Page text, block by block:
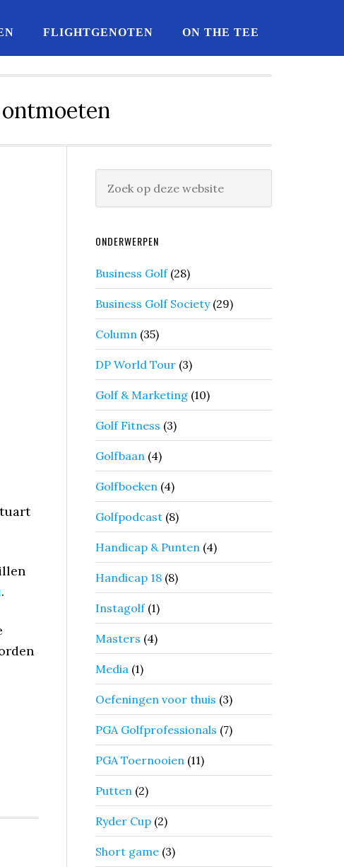
FLIGHTGENOTEN ON THE TEE
.
ONDERWERPEN
Business Golf(28)
Business Golf Society(29)
Column (35)
DP World Tour (3)
Golf & Marketing (10)
Golf Fitness (3)
Golfbaan (4)
Golfboeken (4)
Golfpodcast (8)
Handicap & Punten (4)
Handicap 18 (8)
Instagolf(1)
Masters (4)
Media (1)
Oefeningen voor thuis (3)
PGA Golfprofessionals (7)
PGA Toernooien (11)
Putten (2)
Ryder Cup (2)
Short game (3)